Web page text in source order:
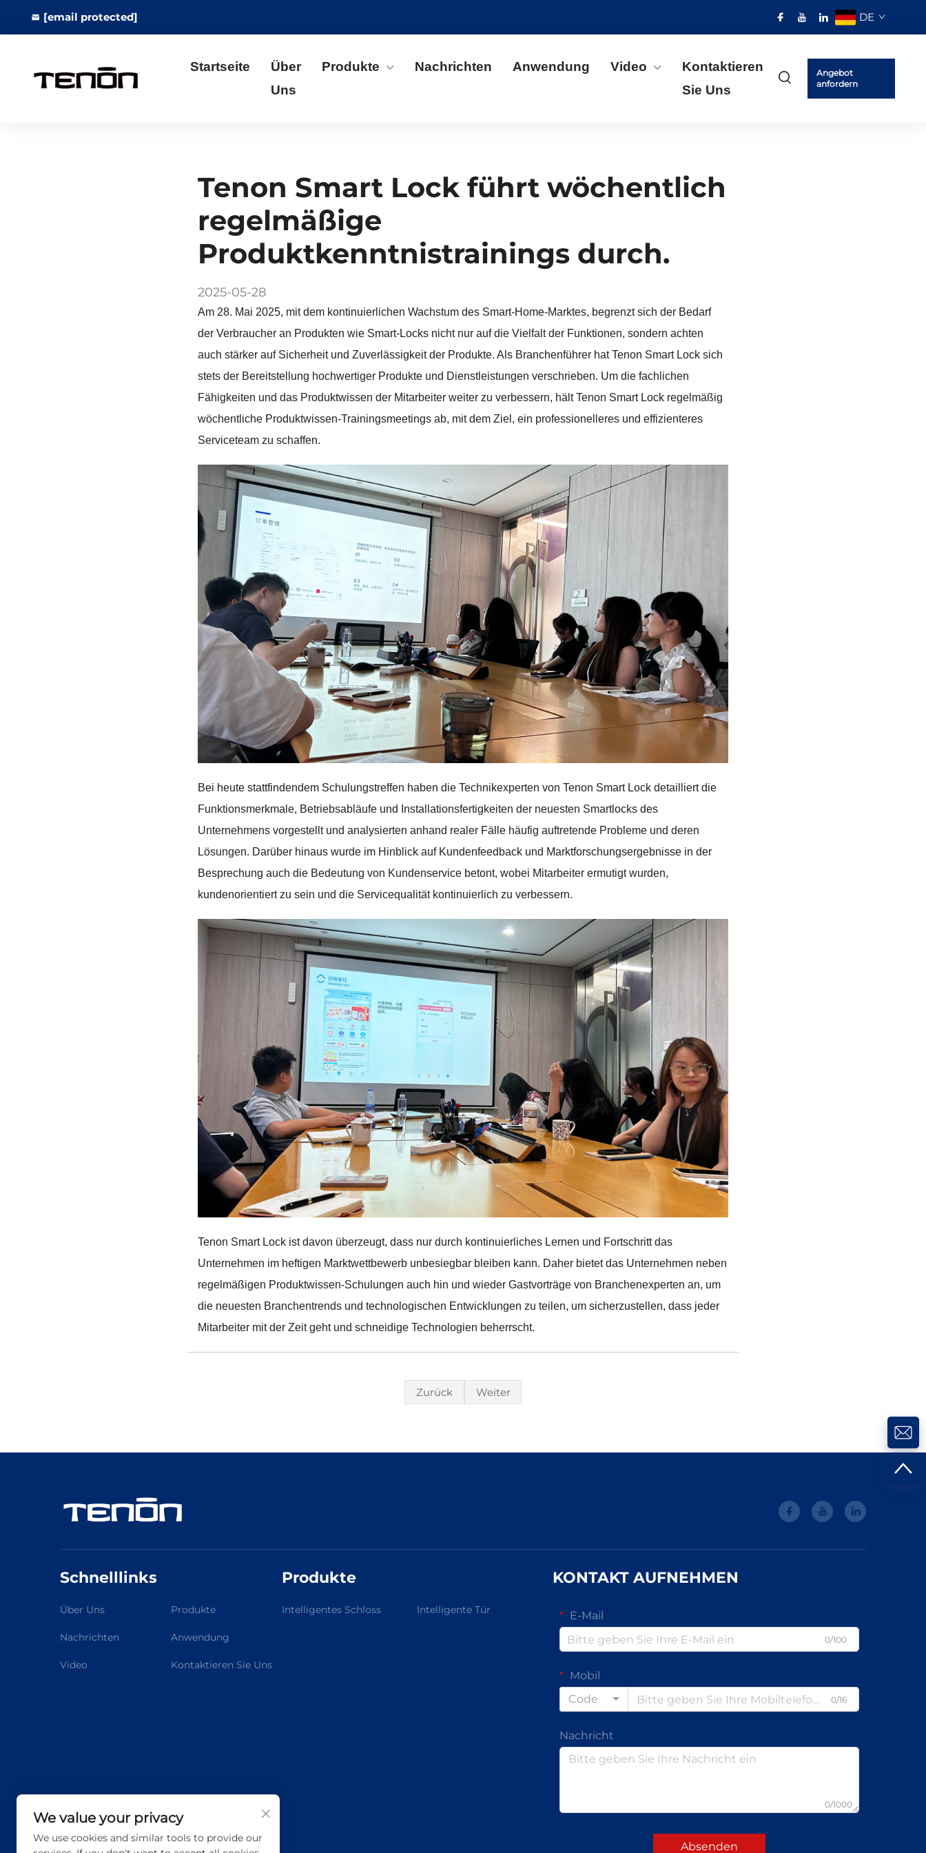
[email protected] DE
Startseite
Über
Uns
Produkte Nachrichten Anwendung Video
Kontaktieren
Sie Uns
Angebot
anfordern
Tenon Smart Lock führt wöchentlich
regelmäßige
Produktkenntnistrainings durch.
2025-05-28
Am 28. Mai 2025, mit dem kontinuierlichen Wachstum des Smart-Home-Marktes, begrenzt sich der Bedarf
der Verbraucher an Produkten wie Smart-Locks nicht nur auf die Vielfalt der Funktionen, sondern achten
auch stärker auf Sicherheit und Zuverlässigkeit der Produkte. Als Branchenführer hat Tenon Smart Lock sich
stets der Bereitstellung hochwertiger Produkte und Dienstleistungen verschrieben. Um die fachlichen
Fähigkeiten und das Produktwissen der Mitarbeiter weiter zu verbessern, hält Tenon Smart Lock regelmäßig
wöchentliche Produktwissen-Trainingsmeetings ab, mit dem Ziel, ein professionelleres und effizienteres
Serviceteam zu schaffen.
Bei heute stattfindendem Schulungstreffen haben die Technikexperten von Tenon Smart Lock detailliert die
Funktionsmerkmale, Betriebsabläufe und Installationsfertigkeiten der neuesten Smartlocks des
Unternehmens vorgestellt und analysierten anhand realer Fälle häufig auftretende Probleme und deren
Lösungen. Darüber hinaus wurde im Hinblick auf Kundenfeedback und Marktforschungsergebnisse in der
Besprechung auch die Bedeutung von Kundenservice betont, wobei Mitarbeiter ermutigt wurden,
kundenorientiert zu sein und die Servicequalität kontinuierlich zu verbessern.
Tenon Smart Lock ist davon überzeugt, dass nur durch kontinuierliches Lernen und Fortschritt das
Unternehmen im heftigen Marktwettbewerb unbesiegbar bleiben kann. Daher bietet das Unternehmen neben
regelmäßigen Produktwissen-Schulungen auch hin und wieder Gastvorträge von Branchenexperten an, um
die neuesten Branchentrends und technologischen Entwicklungen zu teilen, um sicherzustellen, dass jeder
Mitarbeiter mit der Zeit geht und schneidige Technologien beherrscht.
Zurück Weiter
Schnelllinks
Über Uns Produkte
Nachrichten Anwendung
Video Kontaktieren Sie Uns
Produkte
Intelligentes Schloss Intelligente Tür
KONTAKT AUFNEHMEN
E-Mail
0/100
Mobil
Code
0/16
Nachricht
0/1000
Absenden
We value your privacy
We use cookies and similar tools to provide our